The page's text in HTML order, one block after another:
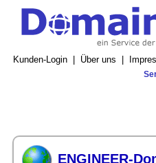
Kunden-Login Über uns
ENGINEER-